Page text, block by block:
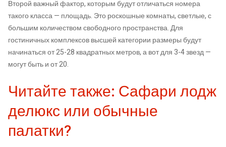
Второй важный фактор, которым будут отличаться номера
такого класса — площадь. Это роскошные комнаты, светлые, с
большим количеством свободного пространства. Для
гостиничных комплексов высшей категории размеры будут
начинаться от 25-28 квадратных метров, а вот для 3-4 звезд —
могут быть и от 20.
Читайте также: Сафари лодж
делюкс или обычные
палатки?